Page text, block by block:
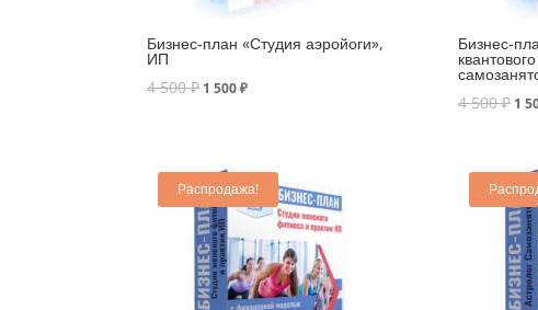
Бизнес-план «Студия аэройоги»,
ИП
4 500₽ 1 500₽
Бизнес-
4 500₽ 1
Распродажа!